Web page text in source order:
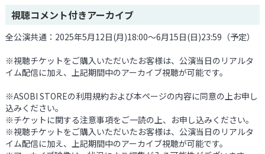
視聴コメント付きアーカイブ
全公演共通：2025年5月12日(月)18:00～6月15日(日)23:59（予定）
※視聴チケットをご購入いただいたお客様は、公演当日のリアルタ
イム配信に加え、上記期間中のアーカイブ視聴が可能です。
※ASOBI STOREの利用規約および本ページの内容に同意の上お申し
込みください。
※チケットに関する注意事項をご一読の上、お申し込みください。
※視聴チケットをご購入いただいたお客様は、公演当日のリアルタ
イム配信に加え、上記期間中のアーカイブ視聴が可能です。